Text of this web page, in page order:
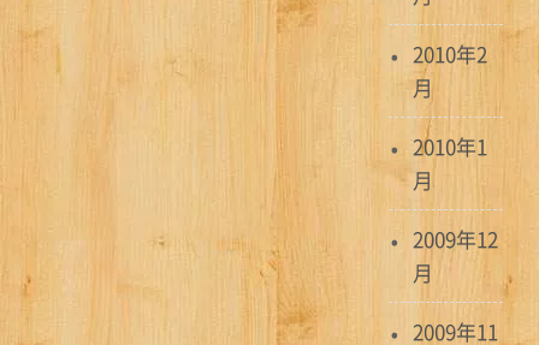
2010年2
月
2010年1
月
2009年12
月
2009年11